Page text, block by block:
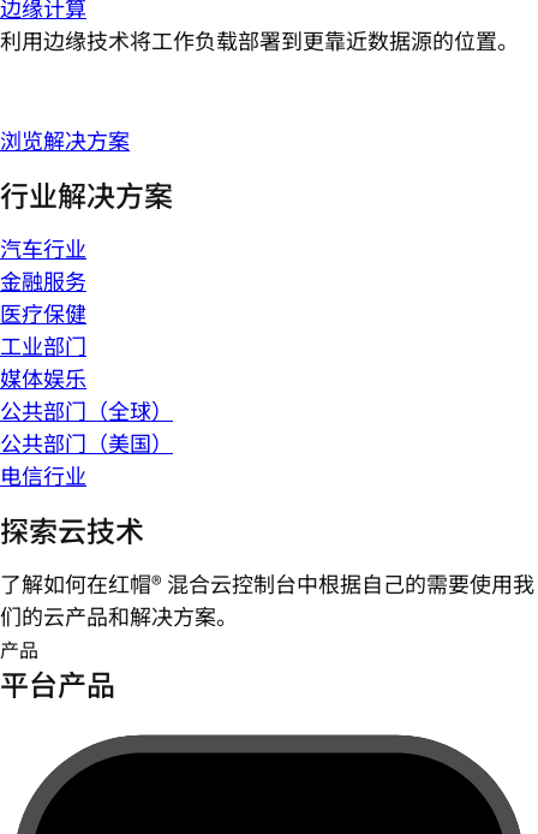
边缘计算
利用边缘技术将工作负载部署到更靠近数据源的位置。
浏览解决方案
行业解决方案
汽车行业
金融服务
医疗保健
工业部门
媒体娱乐
公共部门（全球）
公共部门（美国）
电信行业
探索云技术
了解如何在红帽® 混合云控制台中根据自己的需要使用我
们的云产品和解决方案。
产品
平台产品